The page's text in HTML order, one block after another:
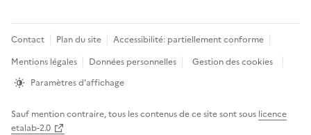
Pied
de
page
Contact Plan du site
Accessibilité: partiellement conforme
Mentions légales
Données personnelles
Gestion des cookies
Paramètres d'affichage
Sauf mention contraire, tous les contenus de ce site sont sous licence
etalab-2.0